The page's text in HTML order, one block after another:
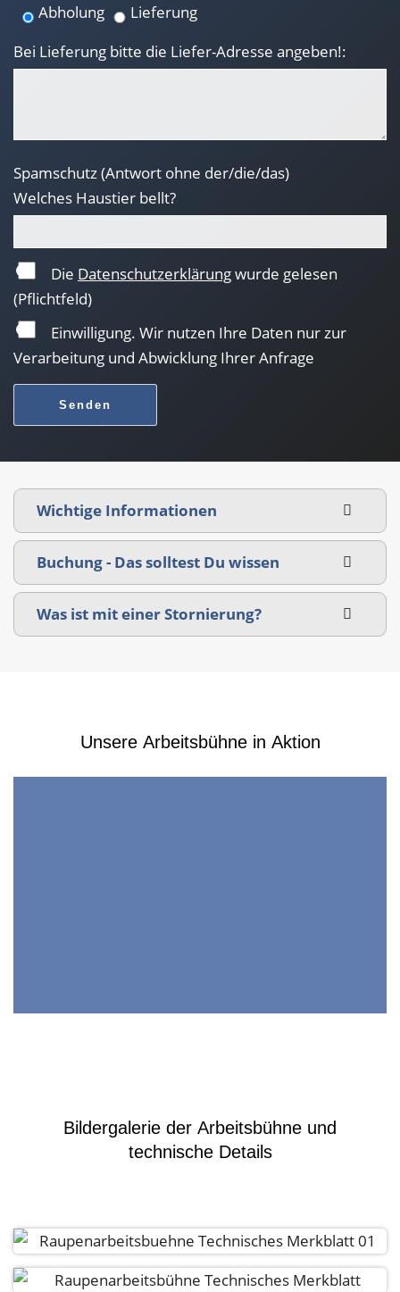
Abholung
Lieferung
Bei Lieferung bitte die Liefer-Adresse angeben!:
Spamschutz (Antwort ohne der/die/das)
Welches Haustier bellt?
Die Datenschutzerklärungwurde gelesen
(Pflichtfeld)
Einwilligung. Wir nutzen Ihre Daten nur zur
Verarbeitung und Abwicklung Ihrer Anfrage
Wichtige Informationen
Buchung - Das solltest Du wissen
Was ist mit einer Stornierung?
Unsere Arbeitsbühne in Aktion
Bildergalerie der Arbeitsbühne und
technische Details